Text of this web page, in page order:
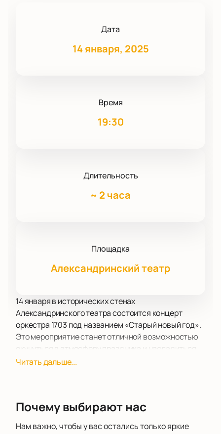
Дата
14 января, 2025
Время
19:30
Длительность
~ 2 часа
Площадка
Александринский театр
14 января в исторических стенах
Александринского театра состоится концерт
оркестра 1703 под названием «Старый новый год».
Это мероприятие станет отличной возможностью
окунуться в атмосферу праздника и насладиться
музыкальными произведениями, которые
старейших и значимых театральных площадок
история создают неповторимую атмосферу для
Читать дальше...
Почему выбирают нас
Нам важно, чтобы у вас остались только яркие